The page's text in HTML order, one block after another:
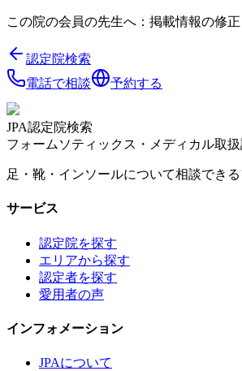
この院の会員の先生へ：掲載情報の修
認定院検索
電話で相談
予約する
JPA認定院検索
フォームソティックス・メディカル取
足・靴・インソールについて相談でき
サービス
認定院を探す
エリアから探す
認定者を探す
愛用者の声
インフォメーション
JPAについて